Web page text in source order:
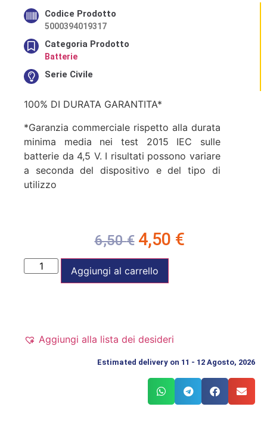
Codice Prodotto
5000394019317
Categoria Prodotto
Batterie
Serie Civile
100% DI DURATA GARANTITA*
*Garanzia commerciale rispetto alla durata
minima media nei test 2015 IEC sulle
batterie da 4,5 V. I risultati possono variare
a seconda del dispositivo e del tipo di
utilizzo
6,50€ 4,50 €
Aggiungi al carrello
Aggiungi alla lista dei desideri
Estimated delivery on 11 - 12 Agosto, 2026